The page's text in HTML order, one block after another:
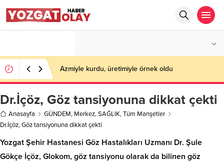
Azmiyle kurdu, üretimiyle örnek oldu
Dr.İçöz, Göz tansiyonuna dikkat çekti
Anasayfa GÜNDEM, Merkez,SAĞLIK,Tüm Manşetler
Dr.İçöz, Göz tansiyonuna dikkat çekti
Yozgat Şehir Hastanesi Göz Hastalıkları Uzmanı Dr. Şule
Gökçe İçöz, Glokom, göz tansiyonu olarak da bilinen göz